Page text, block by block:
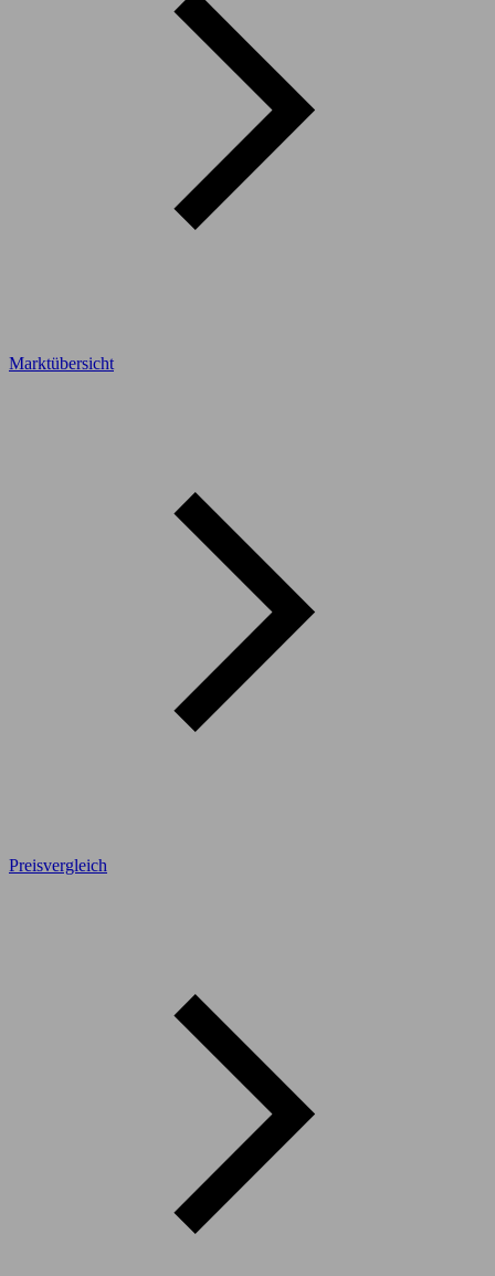
Marktübersicht
Preisvergleich